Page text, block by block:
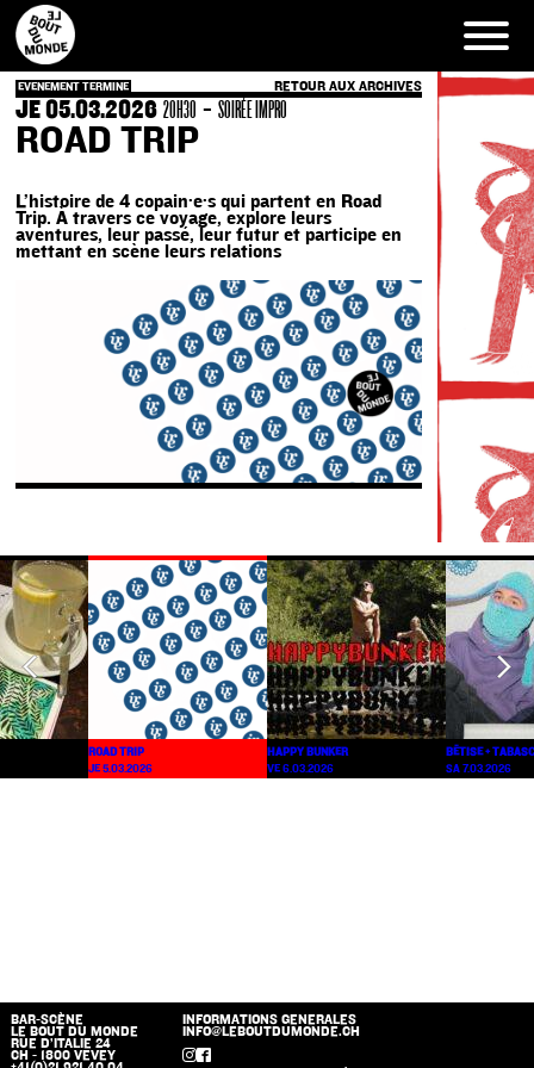
Skip
content
EVENEMENT TERMINE RETOUR AUX ARCHIVES
JE 05.03.2026 20H30 -SOIRÉE IMPRO
ROAD TRIP
L’histoire de 4 copain·e·s qui partent en Road
Trip. À travers ce voyage, explore leurs
aventures, leur passé, leur futur et participe en
mettant en scène leurs relations
ROAD TRIP
JE 5.03.2026
HAPPY BUNKER
VE 6.03.2026
BËTISE +
SA 7.03.2026
BAR-SCÈNE
LE BOUT DU MONDE
RUE D’ITALIE 24
CH - 1800 VEVEY
INFORMATIONS GENERALES
INFO@LEBOUTDUMONDE.CH